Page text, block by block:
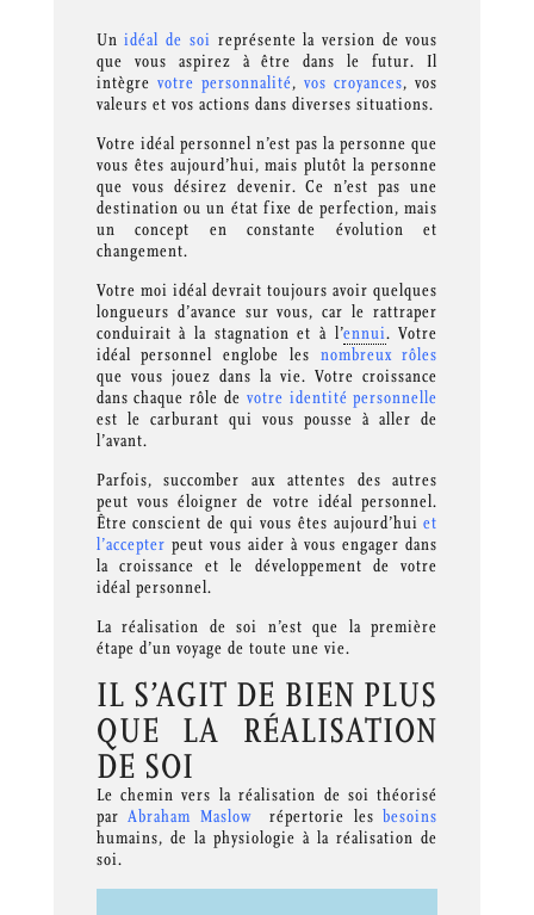
Unidéal de soi représente la version de vous
que vous aspirez à être dans le futur. Il
intègre votre personnalité,vos croyances, vos
valeurs et vos actions dans diverses situations.
Votre idéal personnel n’est pas la personne que
vous êtes aujourd’hui, mais plutôt la personne
que vous désirez devenir. Ce n’est pas une
destination ou un état fixe de perfection, mais
un concept en constante évolution et
changement.
Votre moi idéal devrait toujours avoir quelques
longueurs d’avance sur vous, car le rattraper
conduirait à la stagnation et à l’ennui. Votre
idéal personnel englobe les nombreux rôles
que vous jouez dans la vie. Votre croissance
dans chaque rôle de votre identité personnelle
est le carburant qui vous pousse à aller de
l’avant.
Parfois, succomber aux attentes des autres
peut vous éloigner de votre idéal personnel.
Être conscient de qui vous êtes aujourd’huiet
l’accepter peut vous aider à vous engager dans
la croissance et le développement de votre
idéal personnel.
La réalisation de soi n’est que la première
étape d’un voyage de toute une vie.
IL S’AGIT DE BIEN PLUS
QUE LA RÉALISATION
DE SOI
Le chemin vers la réalisation de soi théorisé
parAbraham Maslowrépertorie lesbesoins
humains, de la physiologie à la réalisation de
soi.